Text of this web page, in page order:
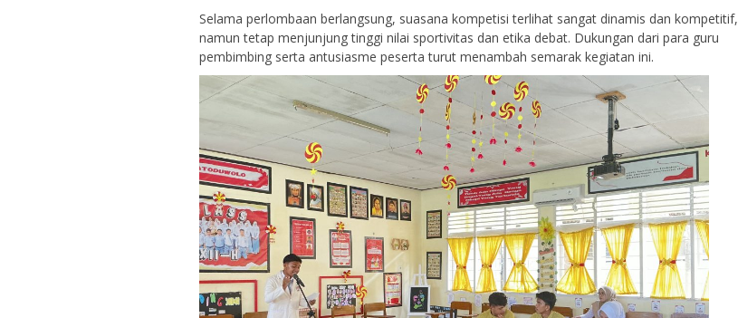
Selama perlombaan berlangsung, suasana kompetisi terlihat sangat dinamis dan kompetitif,
namun tetap menjunjung tinggi nilai sportivitas dan etika debat. Dukungan dari para guru
pembimbing serta antusiasme peserta turut menambah semarak kegiatan ini.